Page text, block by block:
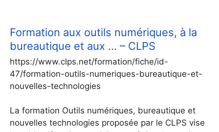
Formation aux outils numériques, à la
bureautique et aux … – CLPS
https://www.clps.net/formation/fiche/id-
47/formation-outils-numeriques-bureautique-et-
nouvelles-technologies
La formation Outils numériques, bureautique et
nouvelles technologies proposée par le CLPS vise